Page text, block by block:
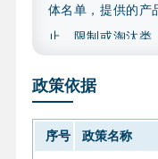
体名单，提供的产
止、限制或淘汰类
偷漏税等违法违规行
（四）满足所
（五）2022
政策依据
序号 政策名称